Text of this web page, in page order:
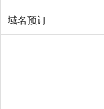
.me
域名预订